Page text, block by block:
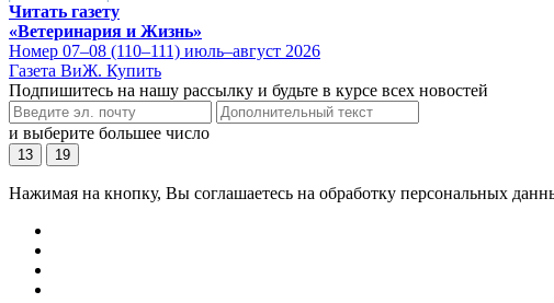
Читать газету
«Ветеринария и Жизнь»
Номер 07–08 (110–111) июль–август 2026
Газета ВиЖ. Купить
Подпишитесь на нашу рассылку и будьте в курсе всех новостей
и выберите большее число
13 19
Нажимая на кнопку, Вы соглашаетесь на обработку персональных